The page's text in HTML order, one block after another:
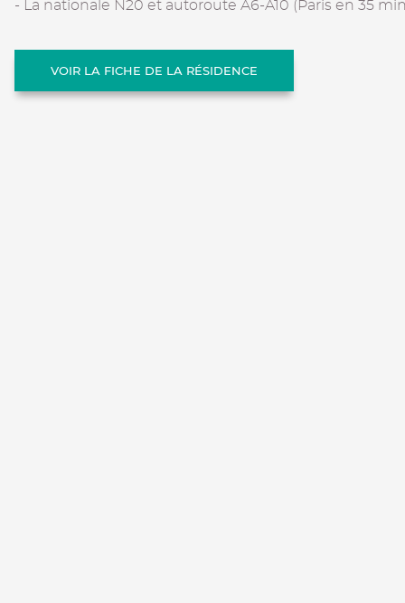
- La nationale N20 et autoroute A6-A10 (Paris en 35
VOIR LA FICHE DE LA RÉSIDENCE